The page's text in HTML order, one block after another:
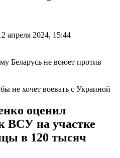
апреля 2024, 15:44
не хочет воевать с Украиной
оценил
ВСУ на участке
в 120 тысяч